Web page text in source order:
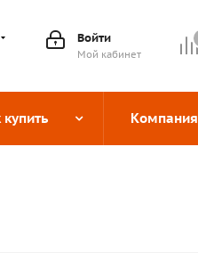
Войти
Мой кабинет
купить Компания